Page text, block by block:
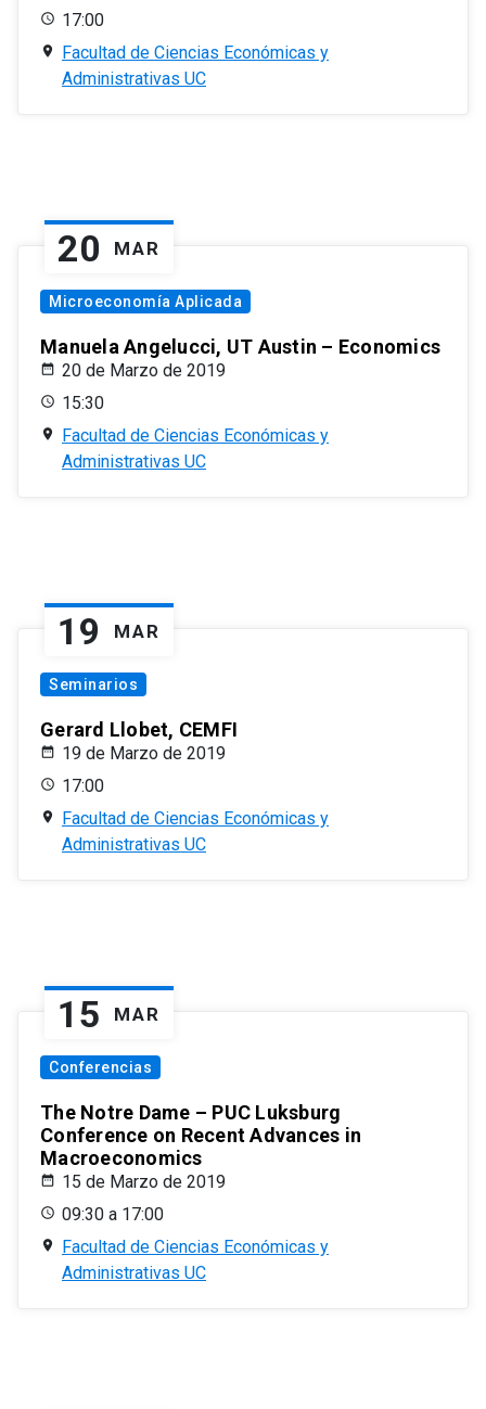
17:00
Facultad de Ciencias Económicas y
Administrativas UC
20 MAR
Microeconomía Aplicada
Manuela Angelucci, UT Austin – Economics
20 de Marzo de 2019
15:30
Facultad de Ciencias Económicas y
Administrativas UC
19 MAR
Seminarios
Gerard Llobet, CEMFI
19 de Marzo de 2019
17:00
Facultad de Ciencias Económicas y
Administrativas UC
15 MAR
Conferencias
The Notre Dame – PUC Luksburg
Conference on Recent Advances in
Macroeconomics
15 de Marzo de 2019
09:30 a 17:00
Facultad de Ciencias Económicas y
Administrativas UC